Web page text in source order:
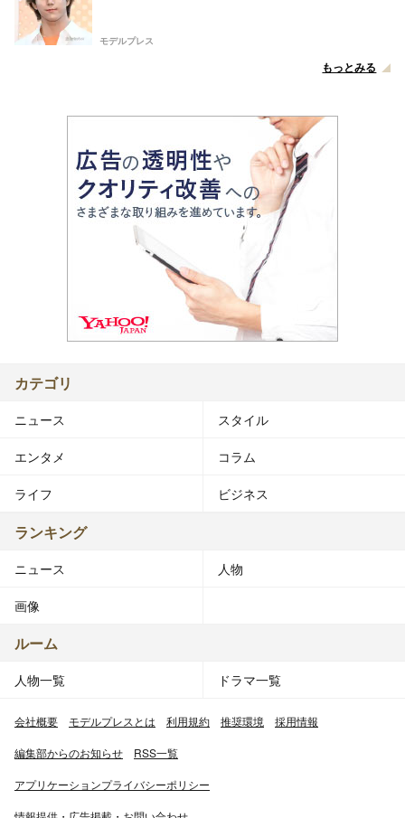
モデルプレス
もっとみる
カテゴリ
ニュース スタイル
エンタメ コラム
ライフ ビジネス
ランキング
ニュース 人物
画像
ルーム
人物一覧 ドラマ一覧
会社概要 モデルプレスとは 利用規約 推奨環境 採用情報
編集部からのお知らせ RSS一覧
アプリケーションプライバシーポリシー